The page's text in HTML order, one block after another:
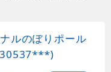
ルのぼりポール